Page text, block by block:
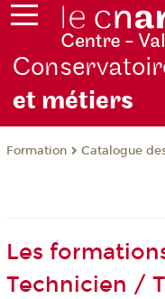
et métiers
Formation Catalogue
Les
Technicien /